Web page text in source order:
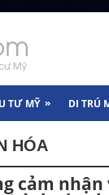
TƯ MỸ » DI TRÚ
HÓA
cảm nhận